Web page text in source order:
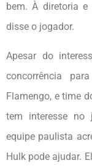
bem. À diretoria e
disse o jogador.
Apesar do
concorrência
Flamengo, e time
tem interesse no
equipe paulista
Hulk pode ajudar.